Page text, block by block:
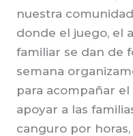
nuestra
donde el juego, el
familiar se dan de
semana
para acompañar
apoyar a las
canguro por